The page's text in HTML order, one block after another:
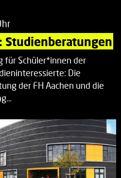
Studienberatungen
für Schüler*innen der
Die
der FH Aachen und die